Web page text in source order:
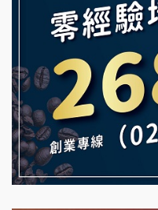
【曉妍美妝】誠徵行
自助洗衣店誠徵代洗
MUSHEN徵SPA美容
日十。早午食加盟說
拾鑶火鍋加盟說明會
雞咕雞咕加盟說明會
TEA TOP加盟說明會
珍好味臭臭鍋加盟說
藍象廷泰式火鍋加盟